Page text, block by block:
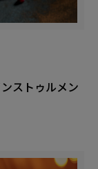
ストゥルメン